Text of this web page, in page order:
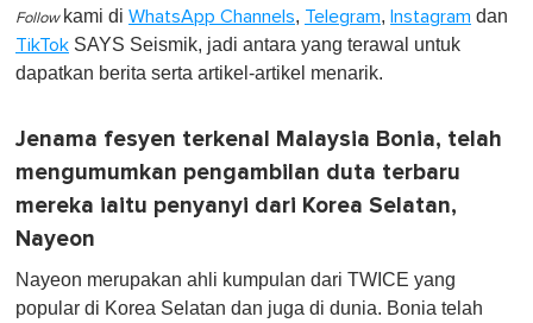
Follow kami di WhatsApp Channels, Telegram, Instagram dan
TikTok SAYS Seismik, jadi antara yang terawal untuk
dapatkan berita serta artikel-artikel menarik.
Jenama fesyen terkenal Malaysia Bonia, telah
mengumumkan pengambilan duta terbaru
mereka iaitu penyanyi dari Korea Selatan,
Nayeon
Nayeon merupakan ahli kumpulan dari TWICE yang
popular di Korea Selatan dan juga di dunia. Bonia telah